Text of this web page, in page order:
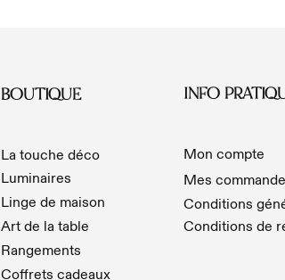
BOUTIQUE
La touche déco
Luminaires
Linge de maison
Art de la table
Rangements
Coffrets cadeaux
INFO
Mon compte
Mes
Conditions
Conditions de